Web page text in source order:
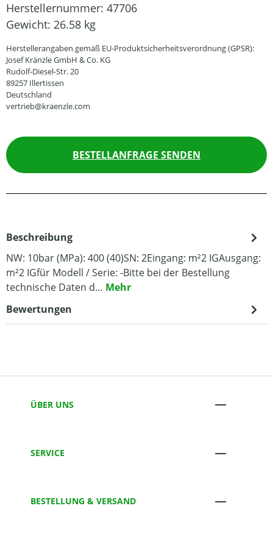
Herstellernummer: 47706
Gewicht: 26.58 kg
Herstellerangaben gemäß EU-Produktsicherheitsverordnung (GPSR):
Josef Kränzle GmbH & Co. KG
Rudolf-Diesel-Str. 20
89257 Illertissen
Deutschland
vertrieb@kraenzle.com
BESTELLANFRAGE SENDEN
Beschreibung
NW: 10bar (MPa): 400 (40)SN: 2Eingang: m²2 IGAusgang:
m²2 IGfür Modell / Serie: -Bitte bei der Bestellung
technische Daten d… Mehr
Bewertungen
ÜBER UNS
SERVICE
BESTELLUNG & VERSAND